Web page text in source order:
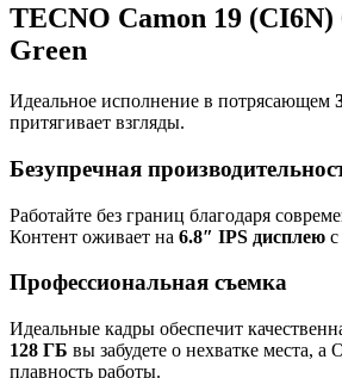
TECNO Camon 19 (CI6N)
Green
Идеальное исполнение в потрясающем
притягивает взгляды.
Безупречная
Работайте без границ благодаря
Контент оживает на 6.8″ IPS дисплею
Профессиональная съемка
Идеальные кадры обеспечит
128 ГБ вы забудете о нехватке места, а
плавность работы.